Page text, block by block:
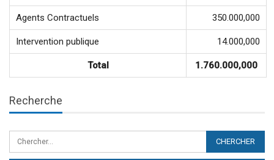
Agents Contractuels 350.000,000
Intervention publique 14.000,000
Total 1.760.000,000
Recherche